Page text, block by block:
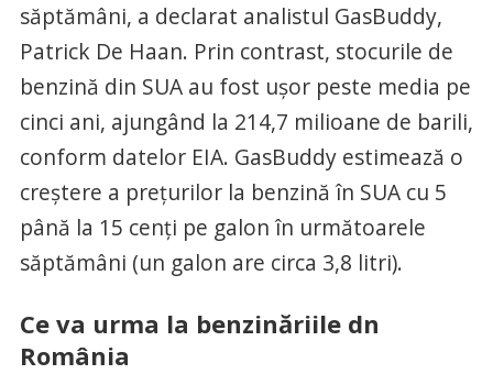
săptămâni, a declarat analistul GasBuddy,
Patrick De Haan. Prin contrast, stocurile de
benzină din SUA au fost ușor peste media pe
cinci ani, ajungând la 214,7 milioane de barili,
conform datelor EIA. GasBuddy estimează o
creștere a prețurilor la benzină în SUA cu 5
până la 15 cenți pe galon în următoarele
săptămâni (un galon are circa 3,8 litri).
Ce va urma la benzinăriile dn
România